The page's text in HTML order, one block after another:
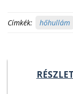
Címkék: hőhullám